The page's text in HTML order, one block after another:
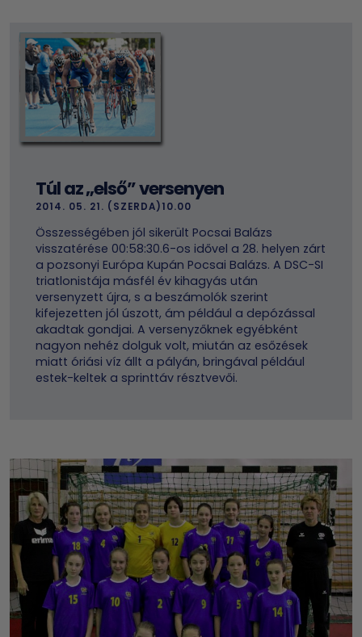
Túl az „első” versenyen
2014. 05. 21. (SZERDA)10.00
Összességében jól sikerült Pocsai Balázs
visszatérése 00:58:30.6-os idővel a 28. helyen zárt
a pozsonyi Európa Kupán Pocsai Balázs. A DSC-SI
triatlonistája másfél év kihagyás után
versenyzett újra, s a beszámolók szerint
kifejezetten jól úszott, ám például a depózással
akadtak gondjai. A versenyzőknek egyébként
nagyon nehéz dolguk volt, miután az esőzések
miatt óriási víz állt a pályán, bringával például
estek-keltek a sprinttáv résztvevői.